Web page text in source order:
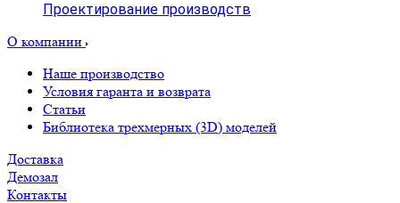
Проектирование производств
О компании
Наше производство
Условия гаранта и возврата
Статьи
Библиотека трехмерных (3D) моделей
Доставка
Демозал
Контакты